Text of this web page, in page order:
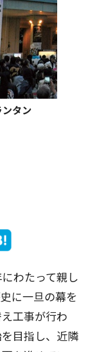
タン
わたって親し
に一旦の幕を
工事が行わ
目指し、近隣